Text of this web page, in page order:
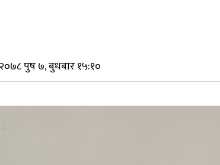
२०७८ पुष ७, बुधबार १५:१०